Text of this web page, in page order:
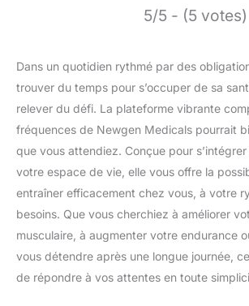
5/5 - (5 votes)
Dans un quotidien rythmé par des
trouver du temps pour s’occuper de sa
relever du défi. La plateforme vibrante
fréquences de Newgen Medicals pourrait
que vous attendiez. Conçue pour
votre espace de vie, elle vous offre la
entraîner efficacement chez vous, à votre
besoins. Que vous cherchiez à améliorer
musculaire, à augmenter votre endurance
vous détendre après une longue journée,
de répondre à vos attentes en toute